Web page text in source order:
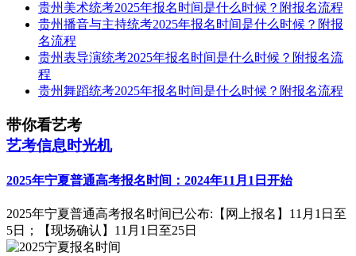
贵州美术统考2025年报名时间是什么时候？附报名流程
贵州播音与主持统考2025年报名时间是什么时候？附报
名流程
贵州表导演统考2025年报名时间是什么时候？附报名流
程
贵州舞蹈统考2025年报名时间是什么时候？附报名流程
带你看艺考
艺考信息时光机
2025年宁夏普通高考报名时间：2024年11月1日开始
2025年宁夏普通高考报名时间已公布:【网上报名】11月1日至
5日；【现场确认】11月1日至25日